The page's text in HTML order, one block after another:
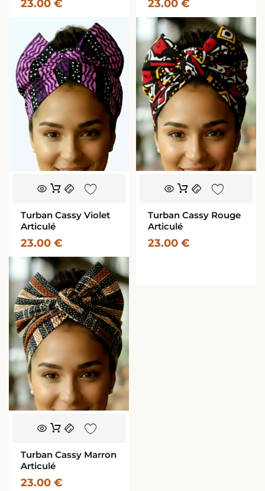
23.00 € 23.00 €
Turban Cassy Violet
Articulé
23.00 €
Turban Cassy Rouge
Articulé
23.00 €
Turban Cassy Marron
Articulé
23.00 €